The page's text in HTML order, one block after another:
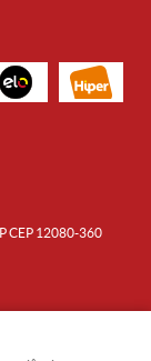
CEP 12080-360